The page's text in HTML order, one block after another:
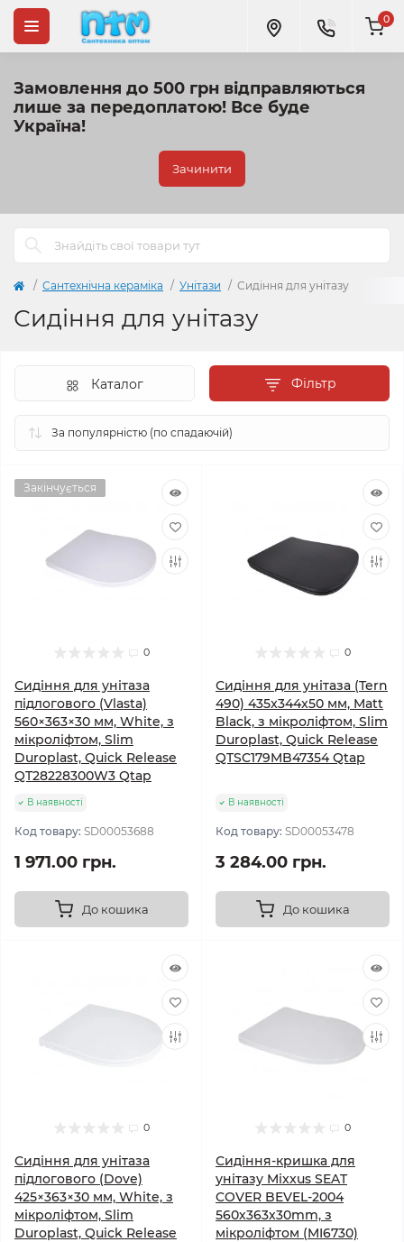
Замовлення до 500 грн відправляються
лише за передоплатою! Все буде
Україна!
Зачинити
0
Сантехнічна кераміка Унітази Сидіння для унітазу
Сидіння для унітазу
Фільтр
Каталог
Закінчується
0
Сидіння для унітаза
підлогового (Vlasta)
560×363×30 мм, White, з
мікроліфтом, Slim
Duroplast, Quick Release
QT28228300W3 Qtap
В наявності
Код товару: SD00053688
1 971.00 грн.
До кошика
0
Сидіння для унітаза (Tern
490) 435x344x50 мм, Matt
Black, з мікроліфтом, Slim
Duroplast, Quick Release
QTSC179MB47354 Qtap
В наявності
Код товару: SD00053478
3 284.00 грн.
До кошика
0
Сидіння для унітаза
підлогового (Dove)
425×363×30 мм, White, з
мікроліфтом, Slim
Duroplast, Quick Release
0
Сидіння-кришка для
унітазу Mixxus SEAT
COVER BEVEL-2004
560х363х30mm, з
мікроліфтом (MI6730)